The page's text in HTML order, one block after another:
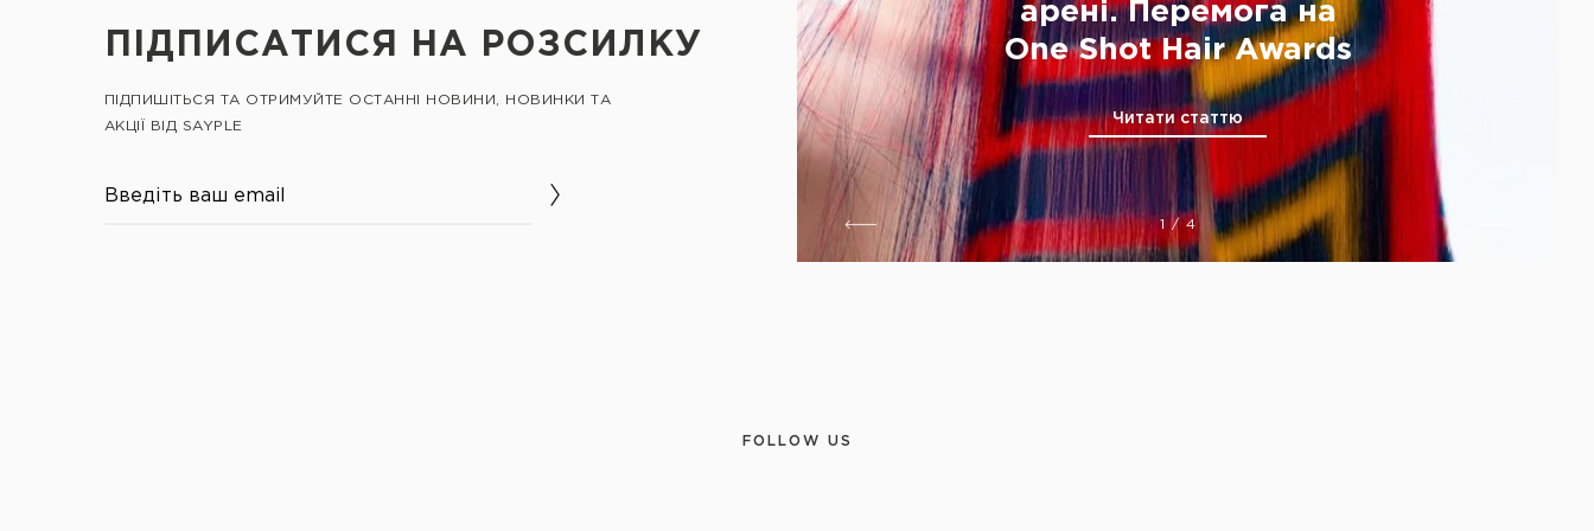
арені. Перемога на
One Shot Hair Awards
Читати статтю
1 / 4
ПІДПИСАТИСЯ НА РОЗСИЛКУ
ПІДПИШІТЬСЯ ТА ОТРИМУЙТЕ ОСТАННІ НОВИНИ, НОВИНКИ ТА
АКЦІЇ ВІД SAYPLE
FOLLOW US